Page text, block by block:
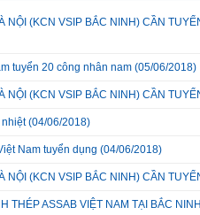
NỘI (KCN VSIP BẮC NINH) CẦN
tuyển 20 công nhân nam (05/06/2018)
NỘI (KCN VSIP BẮC NINH) CẦN
(04/06/2018)
Nam tuyển dụng (04/06/2018)
NỘI (KCN VSIP BẮC NINH) CẦN
THÉP ASSAB VIỆT NAM TẠI BẮC